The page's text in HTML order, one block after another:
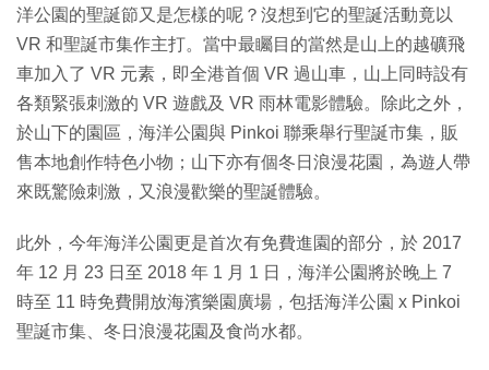
洋公園的聖誕節又是怎樣的呢？沒想到它的聖誕活動竟以
VR 和聖誕市集作主打。當中最矚目的當然是山上的越礦飛
車加入了 VR 元素，即全港首個 VR 過山車，山上同時設有
各類緊張刺激的 VR 遊戲及 VR 雨林電影體驗。除此之外，
於山下的園區，海洋公園與 Pinkoi 聯乘舉行聖誕市集，販
售本地創作特色小物；山下亦有個冬日浪漫花園，為遊人帶
來既驚險刺激，又浪漫歡樂的聖誕體驗。
此外，今年海洋公園更是首次有免費進園的部分，於 2017
年 12 月 23 日至 2018 年 1 月 1 日，海洋公園將於晚上 7
時至 11 時免費開放海濱樂園廣場，包括海洋公園 x Pinkoi
聖誕市集、冬日浪漫花園及食尚水都。